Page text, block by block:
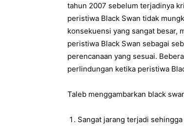
tahun 2007 sebelum terjadinya
peristiwa Black Swan tidak
konsekuensi yang sangat besar,
peristiwa Black Swan sebagai
perencanaan yang sesuai.
perlindungan ketika peristiwa
Taleb menggambarkan black
Sangat jarang terjadi